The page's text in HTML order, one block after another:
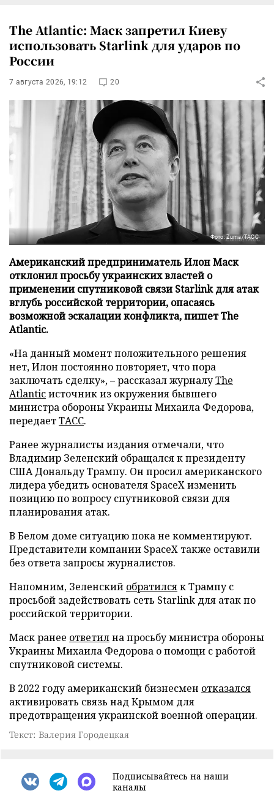
The Atlantic: Маск запретил Киеву
использовать Starlink для ударов по
России
7 августа 2026, 19:12 20
Фото: Zuma/ТАСС
Американский предприниматель Илон Маск
отклонил просьбу украинских властей о
применении спутниковой связи Starlink для атак
вглубь российской территории, опасаясь
возможной эскалации конфликта, пишет The
Atlantic.
«На данный момент положительного решения
нет, Илон постоянно повторяет, что пора
заключать сделку», – рассказал журналуThe
Atlanticисточник из окружения бывшего
министра обороны Украины Михаила Федорова,
передаетТАСС.
Ранее журналисты издания отмечали, что
Владимир Зеленский обращался к президенту
США Дональду Трампу. Он просил американского
лидера убедить основателя SpaceX изменить
позицию по вопросу спутниковой связи для
планирования атак.
В Белом доме ситуацию пока не комментируют.
Представители компании SpaceX также оставили
без ответа запросы журналистов.
Напомним, Зеленский обратилсяк Трампу с
просьбой задействовать сеть Starlink для атак по
российской территории.
Маск ранее ответилна просьбу министра обороны
Украины Михаила Федорова о помощи с работой
спутниковой системы.
В 2022 году американский бизнесмен отказался
активировать связь над Крымом для
предотвращения украинской военной операции.
Текст: Валерия Городецкая
Подписывайтесь на наши
каналы